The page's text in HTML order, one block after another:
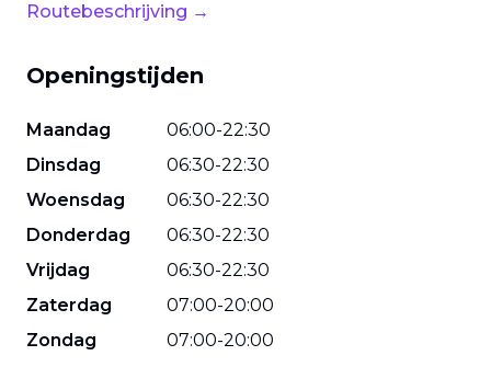
Routebeschrijving →
Openingstijden
Maandag 06:00-22:30
Dinsdag
06:30-22:30
Woensdag
06:30-22:30
Donderdag
06:30-22:30
Vrijdag
06:30-22:30
Zaterdag
07:00-20:00
Zondag
07:00-20:00